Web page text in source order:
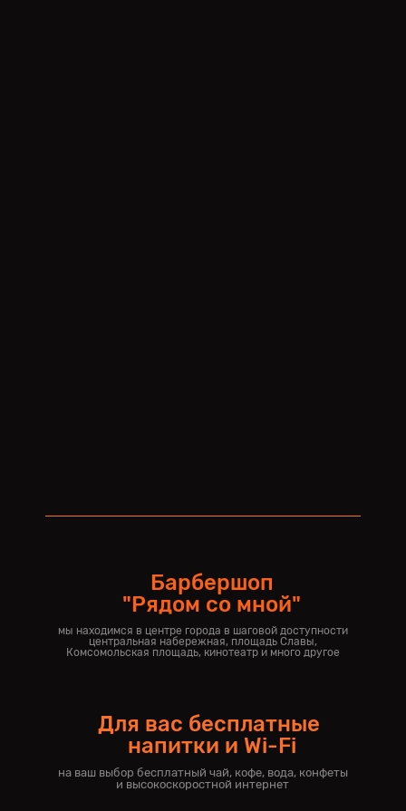
Барбершоп
"Рядом со мной"
мы находимся в центре города в шаговой доступности
центральная набережная, площадь Славы,
Комсомольская площадь, кинотеатр и много другое
Для вас бесплатные
напитки и Wi-Fi
на ваш выбор бесплатный чай, кофе, вода, конфеты
и высокоскоростной интернет